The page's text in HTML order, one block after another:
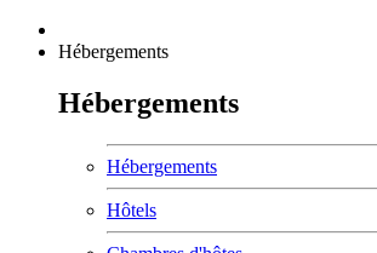
Hébergements
Hébergements
Hébergements
Hôtels